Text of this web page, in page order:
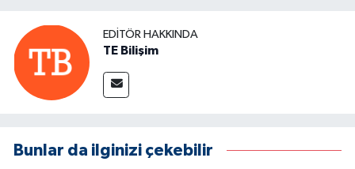
EDITÖR HAKKINDA
TE Bilişim
Bunlar da ilginizi çekebilir